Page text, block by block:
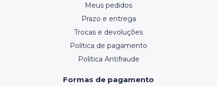
Meus pedidos
Prazo e entrega
Trocas e devoluções
Política de pagamento
Política Antifraude
Formas de pagamento